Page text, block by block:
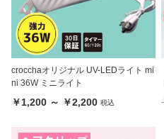
crocchaオリジナル UV-LEDライト mi
ni 36W ミニライト
￥1,200 ～ ￥2,200 税込